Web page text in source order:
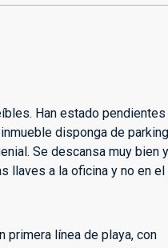
Han estado
disponga de
Se descansa muy bien
llaves a la oficina y no en
primera línea de playa, con